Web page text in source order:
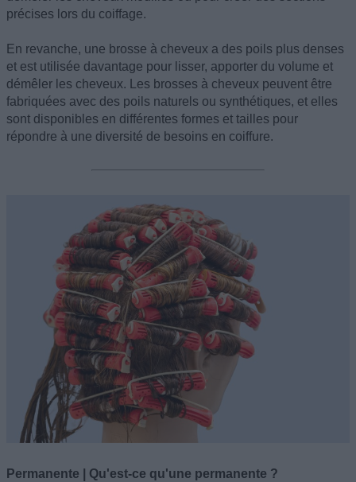
précises lors du coiffage.
En revanche, une brosse à cheveux a des poils plus denses
et est utilisée davantage pour lisser, apporter du volume et
démêler les cheveux. Les brosses à cheveux peuvent être
fabriquées avec des poils naturels ou synthétiques, et elles
sont disponibles en différentes formes et tailles pour
répondre à une diversité de besoins en coiffure.
Permanente | Qu'est-ce qu'une permanente ?